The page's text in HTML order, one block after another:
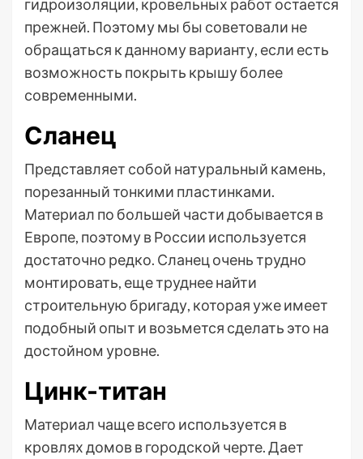
гидроизоляции, кровельных работ остается
прежней. Поэтому мы бы советовали не
обращаться к данному варианту, если есть
возможность покрыть крышу более
современными.
Сланец
Представляет собой натуральный камень,
порезанный тонкими пластинками.
Материал по большей части добывается в
Европе, поэтому в России используется
достаточно редко. Сланец очень трудно
монтировать, еще труднее найти
строительную бригаду, которая уже имеет
подобный опыт и возьмется сделать это на
достойном уровне.
Цинк-титан
Материал чаще всего используется в
кровлях домов в городской черте. Дает